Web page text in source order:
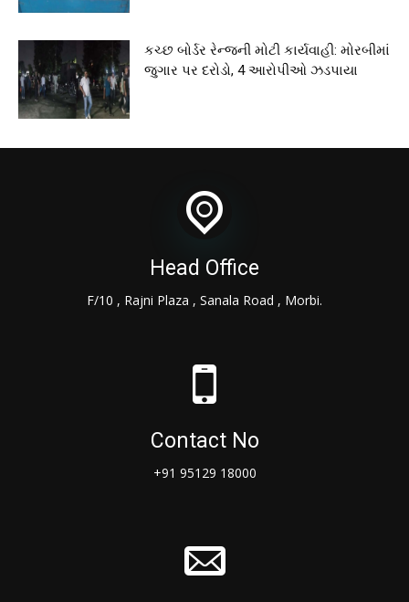
કચ્છ બોર્ડર રેન્જની મોટી કાર્યવાહી: મોરબીમાં
જુગાર પર દરોડો, 4 આરોપીઓ ઝડપાયા
Head Office
F/10 , Rajni Plaza , Sanala Road , Morbi.
Contact No
+91 95129 18000